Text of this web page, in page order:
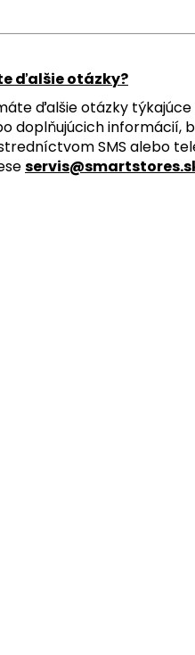
ďalšie otázky?
ďalšie otázky
doplňujúcich informácií,
SMS alebo